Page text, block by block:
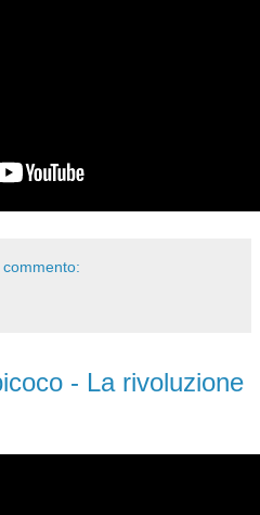
commento:
- La rivoluzione